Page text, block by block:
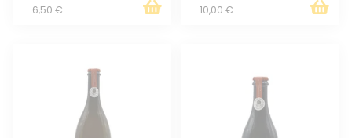
6,50 € 10,00 €